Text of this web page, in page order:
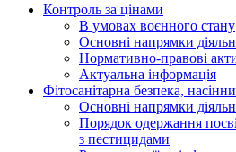
Контроль за цінами
В умовах воєнного стану
Основні напрямки
Нормативно-правові
Актуальна інформація
Фітосанітарна безпека,
Основні напрямки
Порядок одержання
з пестицидами